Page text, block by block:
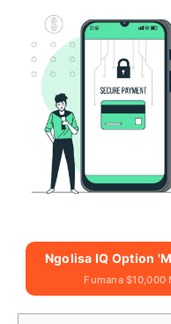
Ngolisa IQ Option
Fumana $10,000